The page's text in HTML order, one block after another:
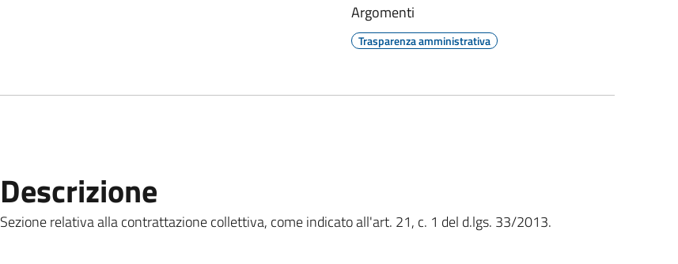
Argomenti
Trasparenza amministrativa
Descrizione
Sezione relativa alla contrattazione collettiva, come indicato all'art. 21, c. 1 del d.lgs. 33/2013.